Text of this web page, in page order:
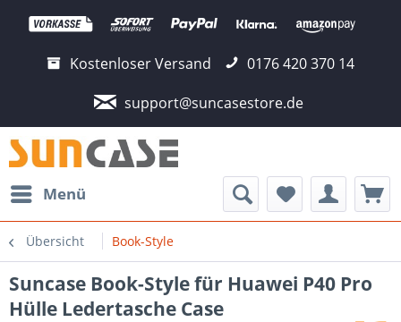
Kostenloser Versand
0176 420 370 14
support@suncasestore.de
Menü
Übersicht Book-Style
Suncase Book-Style für Huawei P40 Pro
Hülle Ledertasche Case